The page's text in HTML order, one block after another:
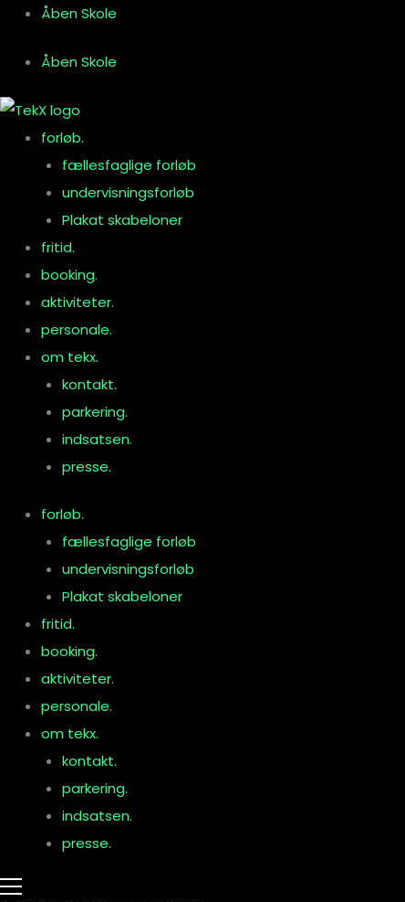
indholdet
Åben Skole
Åben Skole
forløb.
fællesfaglige forløb
undervisningsforløb
Plakat skabeloner
fritid.
booking.
aktiviteter.
personale.
om tekx.
kontakt.
parkering.
indsatsen.
presse.
forløb.
fællesfaglige forløb
undervisningsforløb
Plakat skabeloner
fritid.
booking.
aktiviteter.
personale.
om tekx.
kontakt.
parkering.
indsatsen.
presse.